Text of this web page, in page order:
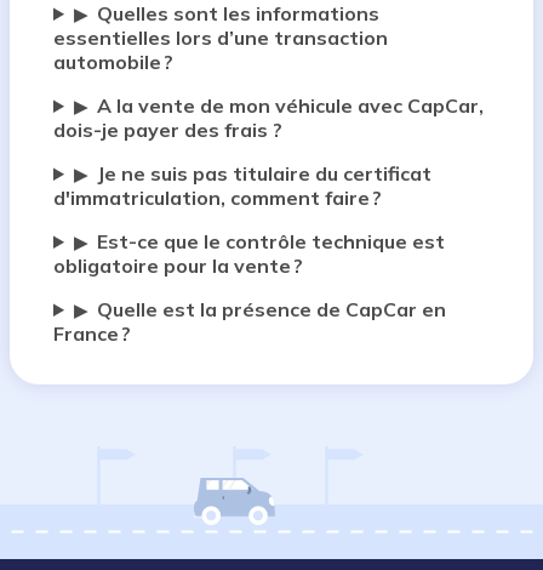
▶ Quelles sont les informations
essentielles lors d’une transaction
automobile ?
▶ A la vente de mon véhicule avec CapCar,
dois-je payer des frais ?
▶
Je ne suis pas titulaire du certificat
d'immatriculation, comment faire ?
▶ Est-ce que le contrôle technique est
obligatoire pour la vente ?
▶ Quelle est la présence de CapCar en
France ?